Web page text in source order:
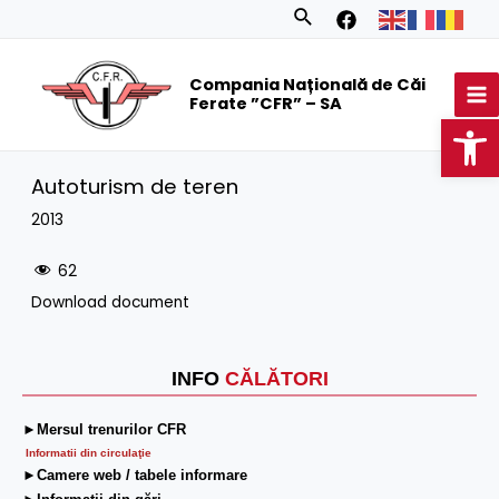
Search
Compania Națională de Căi
Ferate ”CFR” – SA
INFO CĂLĂTORI
►Mersul trenurilor CFR
Informatii din circulaţie
►Camere web / tabele informare
Autoturism de teren
2013
62
Download document